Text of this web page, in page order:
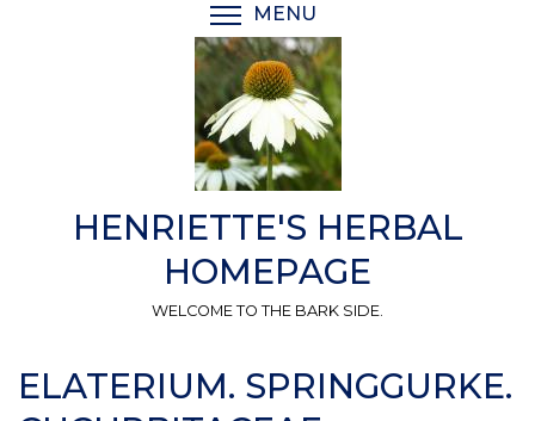
MENU
HENRIETTE'S HERBAL
HOMEPAGE
WELCOME TO THE BARK SIDE.
ELATERIUM. SPRINGGURKE.